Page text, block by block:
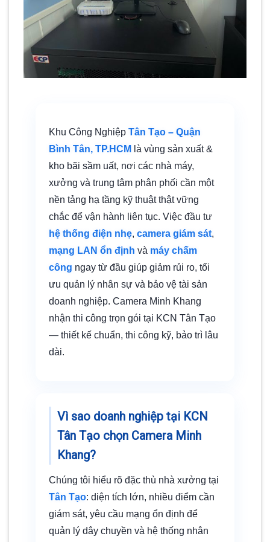
Khu Công Nghiệp Tân Tạo – Quận
Bình Tân, TP.HCM là vùng sản xuất &
kho bãi sầm uất, nơi các nhà máy,
xưởng và trung tâm phân phối cần một
nền tảng hạ tầng kỹ thuật thật vững
chắc để vận hành liên tục. Việc đầu tư
hệ thống điện nhẹ, camera giám sát,
mạng LAN ổn định và máy chấm
công ngay từ đầu giúp giảm rủi ro, tối
ưu quản lý nhân sự và bảo vệ tài sản
doanh nghiệp. Camera Minh Khang
nhận thi công trọn gói tại KCN Tân Tạo
— thiết kế chuẩn, thi công kỹ, bảo trì lâu
dài.
Vì sao doanh nghiệp tại KCN
Tân Tạo chọn Camera Minh
Khang?
Chúng tôi hiểu rõ đặc thù nhà xưởng tại
Tân Tạo: diện tích lớn, nhiều điểm cần
giám sát, yêu cầu mạng ổn định để
quản lý dây chuyền và hệ thống nhân